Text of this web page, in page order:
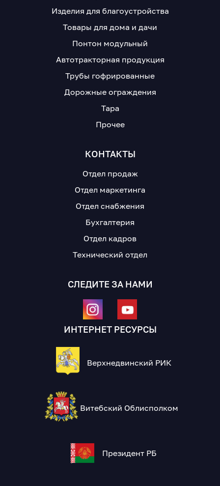
Изделия для благоустройства
Товары для дома и дачи
Понтон модульный
Автотракторная продукция
Трубы гофрированные
Дорожные ограждения
Тара
Прочее
КОНТАКТЫ
Отдел продаж
Отдел маркетинга
Отдел снабжения
Бухгалтерия
Отдел кадров
Технический отдел
СЛЕДИТЕ ЗА НАМИ
ИНТЕРНЕТ РЕСУРСЫ
Верхнедвинский РИК
Витебский Облисполком
Президент РБ